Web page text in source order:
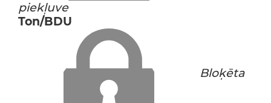
piekļuve
Ton/BDU
Bloķēta